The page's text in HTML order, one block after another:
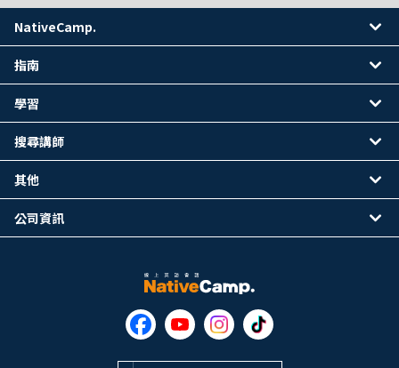
NativeCamp.
指南
學習
搜尋講師
其他
公司資訊